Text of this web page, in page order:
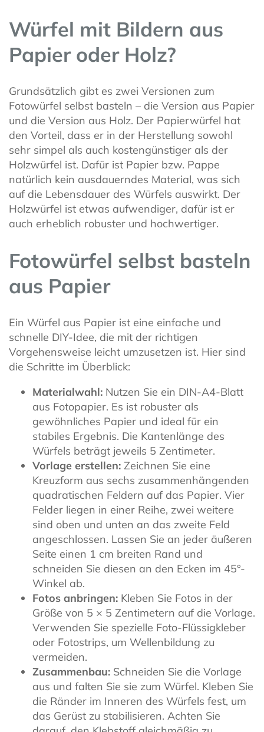
Würfel mit Bildern aus
Papier oder Holz?
Grundsätzlich gibt es zwei Versionen zum
Fotowürfel selbst basteln – die Version aus Papier
und die Version aus Holz. Der Papierwürfel hat
den Vorteil, dass er in der Herstellung sowohl
sehr simpel als auch kostengünstiger als der
Holzwürfel ist. Dafür ist Papier bzw. Pappe
natürlich kein ausdauerndes Material, was sich
auf die Lebensdauer des Würfels auswirkt. Der
Holzwürfel ist etwas aufwendiger, dafür ist er
auch erheblich robuster und hochwertiger.
Fotowürfel selbst basteln
aus Papier
Ein Würfel aus Papier ist eine einfache und
schnelle DIY-Idee, die mit der richtigen
Vorgehensweise leicht umzusetzen ist. Hier sind
die Schritte im Überblick:
Materialwahl: Nutzen Sie ein DIN-A4-Blatt
aus Fotopapier. Es ist robuster als
gewöhnliches Papier und ideal für ein
stabiles Ergebnis. Die Kantenlänge des
Würfels beträgt jeweils 5 Zentimeter.
Vorlage erstellen: Zeichnen Sie eine
Kreuzform aus sechs zusammenhängenden
quadratischen Feldern auf das Papier. Vier
Felder liegen in einer Reihe, zwei weitere
sind oben und unten an das zweite Feld
angeschlossen. Lassen Sie an jeder äußeren
Seite einen 1 cm breiten Rand und
schneiden Sie diesen an den Ecken im 45°-
Winkel ab.
Fotos anbringen: Kleben Sie Fotos in der
Größe von 5 × 5 Zentimetern auf die Vorlage.
Verwenden Sie spezielle Foto-Flüssigkleber
oder Fotostrips, um Wellenbildung zu
vermeiden.
Zusammenbau: Schneiden Sie die Vorlage
aus und falten Sie sie zum Würfel. Kleben Sie
die Ränder im Inneren des Würfels fest, um
das Gerüst zu stabilisieren. Achten Sie